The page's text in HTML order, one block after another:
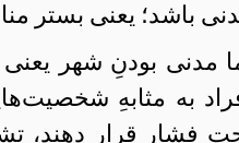
باشد؛ یعنی بستر
مدنی بودنِ شهر
به مثابهِ
فشار قرار دهند،